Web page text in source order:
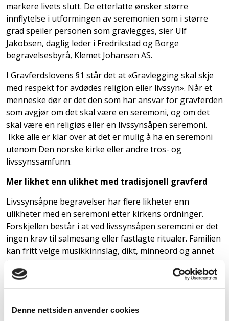
Denne nettsiden anvender cookies
markere livets slutt. De etterlatte ønsker større
innflytelse i utformingen av seremonien som i større
grad speiler personen som gravlegges, sier Ulf
Jakobsen, daglig leder i Fredrikstad og Borge
begravelsesbyrå, Klemet Johansen AS.
I Gravferdslovens §1 står det at «Gravlegging skal skje
med respekt for avdødes religion eller livssyn». Når et
menneske dør er det den som har ansvar for gravferden
som avgjør om det skal være en seremoni, og om det
skal være en religiøs eller en livssynsåpen seremoni.
Ikke alle er klar over at det er mulig å ha en seremoni
utenom Den norske kirke eller andre tros- og
livssynssamfunn.
Mer likhet enn ulikhet med tradisjonell gravferd
Livssynsåpne begravelser har flere likheter enn
ulikheter med en seremoni etter kirkens ordninger.
Forskjellen består i at ved livssynsåpen seremoni er det
ingen krav til salmesang eller fastlagte ritualer. Familien
kan fritt velge musikkinnslag, dikt, minneord og annet
innhold som gjenspeiler den dødes liv.